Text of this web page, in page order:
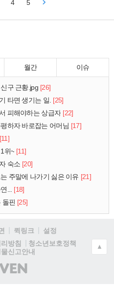
4 5
월간 이슈
구 근황.jpg [26]
타면 생기는 일. [25]
피해야하는 상급자 [22]
하자 바로잡는 어머님 [17]
[11]
위~ [11]
숙소 [20]
주말에 나가기 싫은 이유 [21]
... [18]
돌핀 [25]
퀵링크
설정
방침
청소년보호정책
신고안내
(주)
인
▲